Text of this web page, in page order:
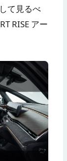
て見るべ
RISE アー